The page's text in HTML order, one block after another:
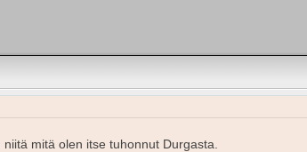
mitä olen itse tuhonnut Durgasta.